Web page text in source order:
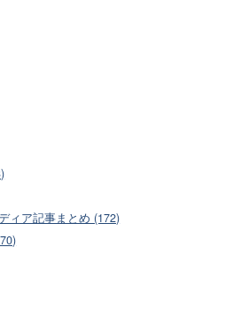
ィア記事まとめ (172)